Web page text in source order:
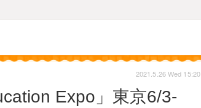
Expo」東京6/3-
2021.5.26 Wed 15:20